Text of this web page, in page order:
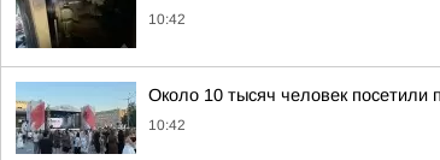
10:42
Около 10 тысяч человек
10:42